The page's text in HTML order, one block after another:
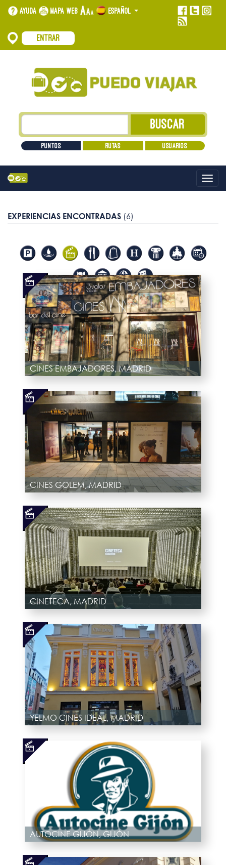
Ayuda Mapa web Español
Entrar
Puntos Rutas Usuarios
EXPERIENCIAS ENCONTRADAS (6)
CINES EMBAJADORES, MADRID
CINES GOLEM, MADRID
CINETECA, MADRID
YELMO CINES IDEAL, MADRID
AUTOCINE GIJÓN, GIJÓN